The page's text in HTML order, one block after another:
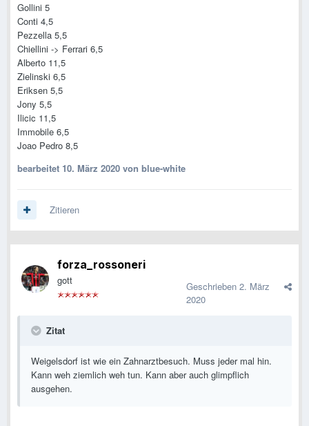
Gollini 5
Conti 4,5
Pezzella 5,5
Chiellini -> Ferrari 6,5
Alberto 11,5
Zielinski 6,5
Eriksen 5,5
Jony 5,5
Ilicic 11,5
Immobile 6,5
Joao Pedro 8,5
bearbeitet 10. März 2020 von blue-white
Zitieren
forza_rossoneri
gott Geschrieben 2. März
2020
Zitat
Weigelsdorf ist wie ein Zahnarztbesuch. Muss jeder mal hin.
Kann weh ziemlich weh tun. Kann aber auch glimpflich
ausgehen.